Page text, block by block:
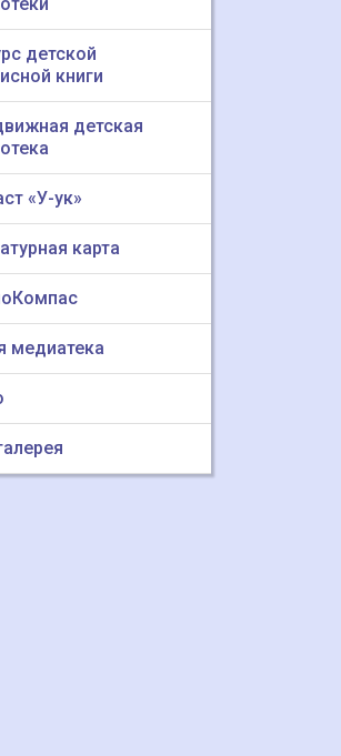
детской
книги
детская
«У-ук»
карта
медиатека